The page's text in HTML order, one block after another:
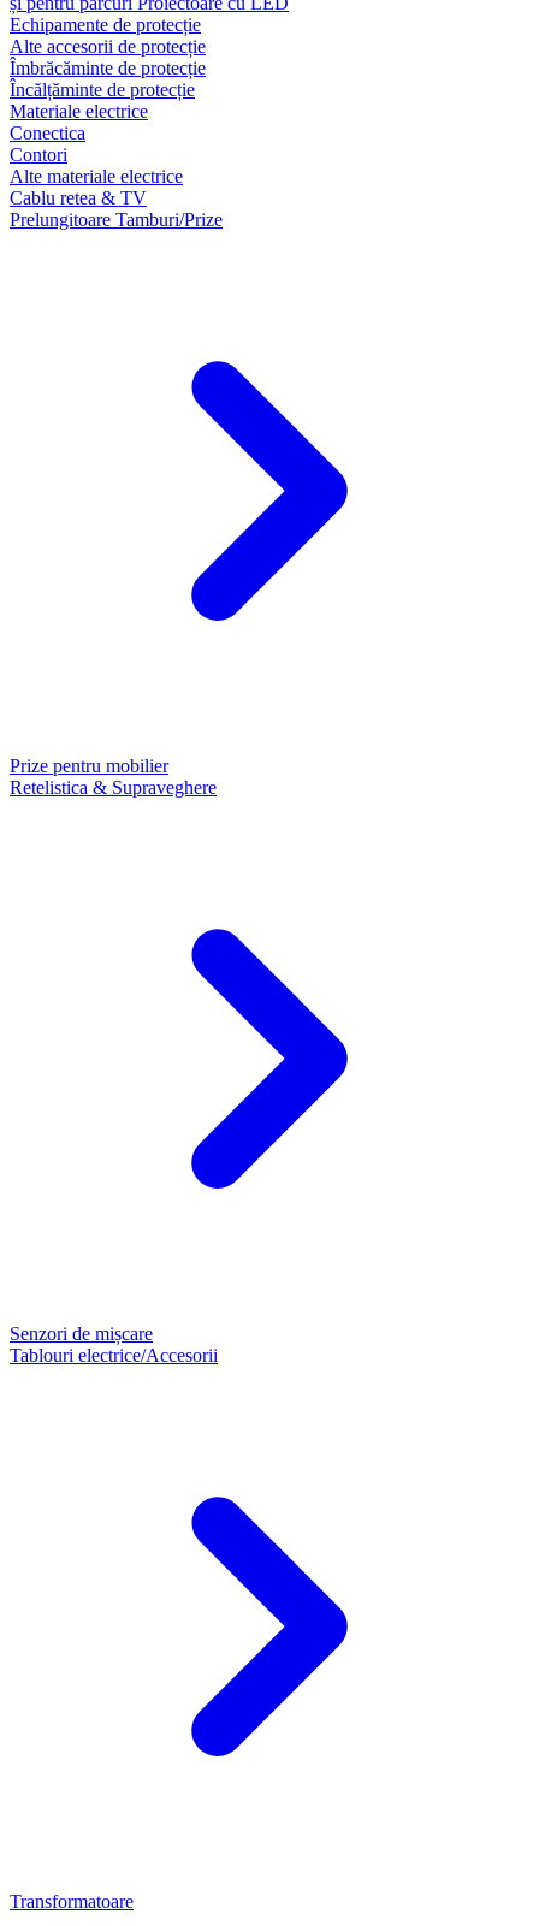
Echipamente de protecție
Alte accesorii de protecție
Îmbrăcăminte de protecție
Încălțăminte de protecție
Materiale electrice
Conectica
Contori
Alte materiale electrice
Cablu retea & TV
Prelungitoare Tamburi/Prize
Prize pentru mobilier
Retelistica & Supraveghere
Senzori de mișcare
Tablouri electrice/Accesorii
Transformatoare